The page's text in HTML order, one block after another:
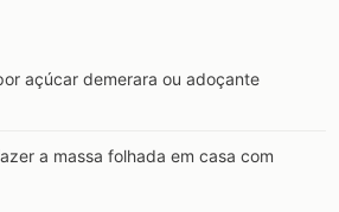
açúcar demerara ou adoçante
a massa folhada em casa com